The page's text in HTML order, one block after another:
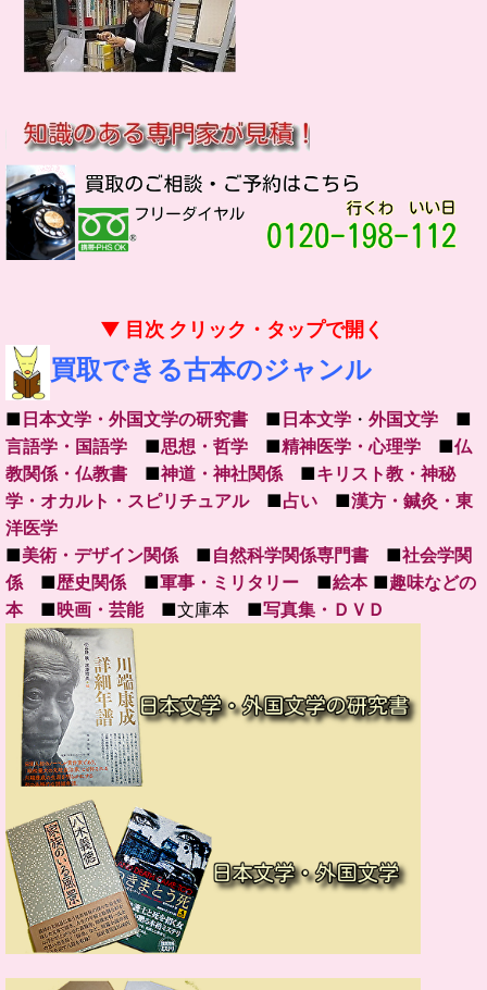
▼ 目次 クリック・タップで開く
買取できる古本のジャンル
■ 日本文学・外国文学の研究書 ■ 日本文学 ・ 外国文学 ■
言語学・国語学 ■思想・哲学 ■精神医学・心理学 ■仏
教関係・仏教書 ■神道・神社関係■キリスト教・神秘
学・オカルト・スピリチュアル■占い ■漢方・鍼灸・東
洋医学
■美術・デザイン関係■自然科学関係専門書 ■社会学関
係■歴史関係■軍事・ミリタリー ■絵本■趣味などの
本■映画・芸能■文庫本 ■写真集・ＤＶＤ